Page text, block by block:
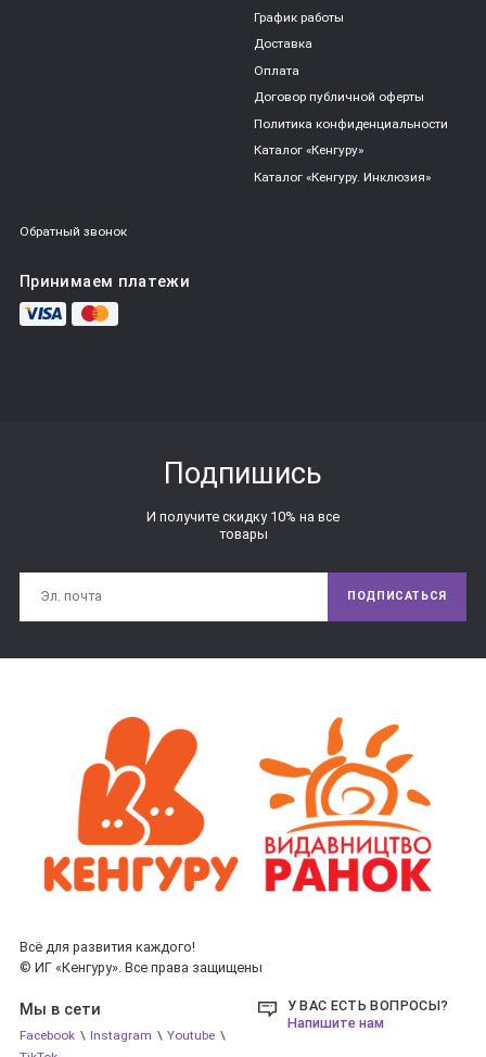
График работы
Доставка
Оплата
Договор публичной оферты
Политика конфиденциальности
Каталог «Кенгуру»
Каталог «Кенгуру. Инклюзия»
Обратный звонок
Принимаем платежи
Подпишись
И получите скидку 10% на все
товары
ПОДПИСАТЬСЯ
Всё для развития каждого!
© ИГ «Кенгуру». Все права защищены
У ВАС ЕСТЬ ВОПРОСЫ?
Напишите нам
Мы в сети
Facebook \ Instagram \ Youtube \